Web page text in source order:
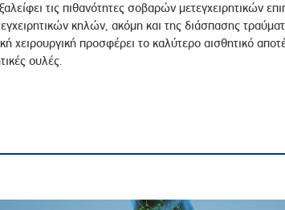
τις πιθανότητες σοβαρών μετεγχειρητικών
κηλών, ακόμη και της διάσπασης
χειρουργική προσφέρει το καλύτερο αισθητικό
ουλές.